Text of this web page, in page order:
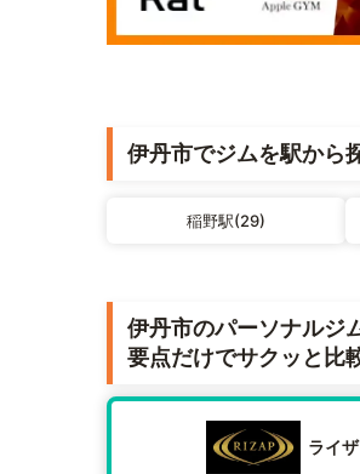
伊丹市でジムを駅から
稲野駅(29)
伊丹市のパーソナルジ
要点だけでサクッと比
ライ